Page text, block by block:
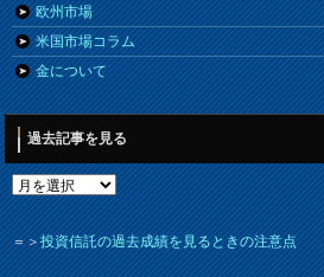
欧州市場
米国市場コラム
金について
過去記事を見る
＝＞投資信託の過去成績を見るときの注意点